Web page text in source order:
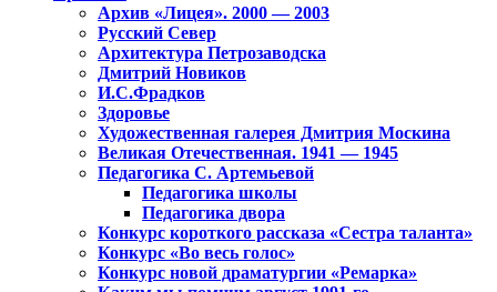
Архив «Лицея». 2000 — 2003
Русский Север
Архитектура Петрозаводска
Дмитрий Новиков
И.С.Фрадков
Здоровье
Художественная галерея Дмитрия Москина
Великая Отечественная. 1941 — 1945
Педагогика С. Артемьевой
Педагогика школы
Педагогика двора
Конкурс короткого рассказа «Сестра таланта»
Конкурс «Во весь голос»
Конкурс новой драматургии «Ремарка»